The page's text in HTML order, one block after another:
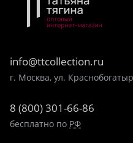
info@ttcollection.ru
г. Москва, ул.
8 (800) 301-66-86
бесплатно по РФ